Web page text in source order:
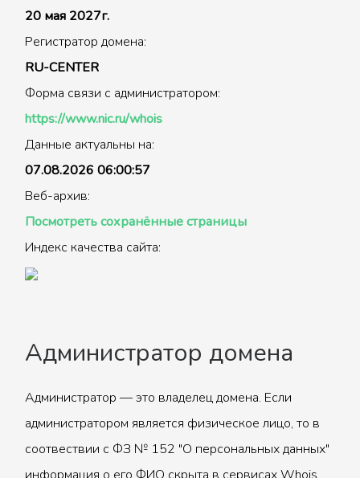
20 мая 2027г.
Регистратор домена:
RU-CENTER
Форма связи с администратором:
https://www.nic.ru/whois
Данные актуальны на:
07.08.2026 06:00:57
Веб-архив:
Посмотреть сохранённые страницы
Индекс качества сайта:
Администратор домена
Администратор — это владелец домена. Если
администратором является физическое лицо, то в
соотвествии с ФЗ № 152 "О персональных данных"